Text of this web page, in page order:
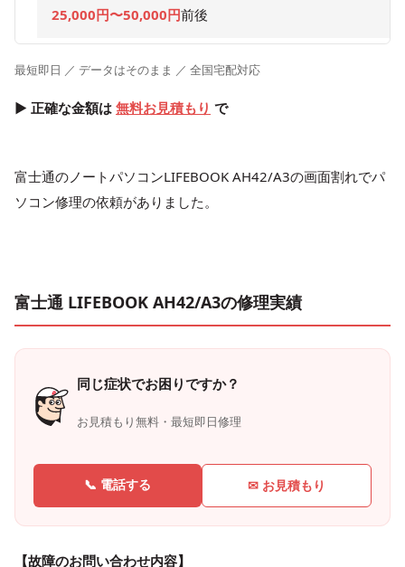
25,000円〜50,000円前後
最短即日 ／ データはそのまま ／ 全国宅配対応
▶ 正確な金額は 無料お見積もり で
富士通のノートパソコンLIFEBOOK AH42/A3の画面割れでパ
ソコン修理の依頼がありました。
富士通 LIFEBOOK AH42/A3の修理実績
同じ症状でお困りですか？
お見積もり無料・最短即日修理
📞 電話する ✉ お見積もり
【故障のお問い合わせ内容】